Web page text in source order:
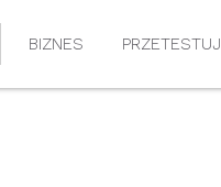
BIZNES PRZETESTUJ